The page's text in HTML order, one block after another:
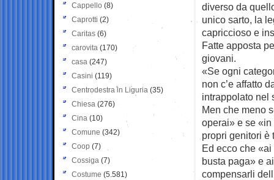
diverso da
unico sarto, la
capriccioso e
Fatte apposta
giovani.
«Se ogni
non c’e affatto
intrappolato nel
Men che meno
operai» e se
propri genitori è
Ed ecco che
busta paga» e
compensarli
Cappello (8)
Caprotti (2)
Caritas (6)
carovita (170)
casa (247)
Casini (119)
Centrodestra in Liguria (35)
Chiesa (276)
Cina (10)
Comune (342)
Coop (7)
Cossiga (7)
Costume (5.581)